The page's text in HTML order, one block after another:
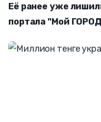
Её ранее уже
портала "Мой